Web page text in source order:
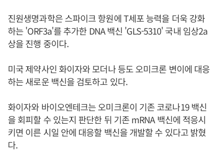
진원생명과학은 스파이크 항원에 T세포 능력을 더욱 강화
하는 'ORF3a'를 추가한 DNA 백신 'GLS-5310' 국내 임상2a
상을 진행 중이다.
미국 제약사인 화이자와 모더나 등도 오미크론 변이에 대응
하는 새로운 백신을 검토하고 있다.
화이자와 바이오엔테크는 오미크론이 기존 코로나19 백신
을 회피할 수 있는지 판단한 뒤 기존 mRNA 백신에 적응시
키면 이른 시일 안에 대응할 백신을 개발할 수 있다고 밝혔
다.